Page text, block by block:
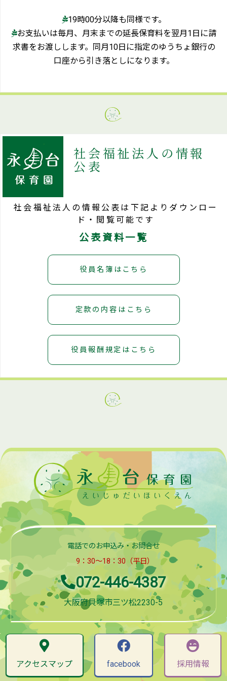
19時00分以降も同様です。
お支払いは毎月、月末までの延長保育料を翌月1日に請
求書をお渡しします。同月10日に指定のゆうちょ銀行の
口座から引き落としになります。
社会福祉法人の情報
公表
社会福祉法人の情報公表は下記よりダウンロー
ド・閲覧可能です
公表資料一覧
役員名簿はこちら
定款の内容はこちら
役員報酬規定はこちら
電話でのお申込み・お問合せ
9：30～18：30（平日）
072-446-4387
大阪府貝塚市三ツ松2230-5
アクセスマップ facebook 採用情報